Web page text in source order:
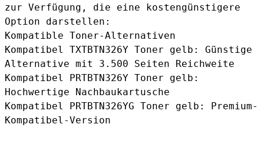
zur Verfügung, die eine kostengünstigere
Option darstellen:
Kompatible Toner-Alternativen
Kompatibel TXTBTN326Y Toner gelb : Günstige
Alternative mit 3.500 Seiten Reichweite
Kompatibel PRTBTN326Y Toner gelb :
Hochwertige Nachbaukartusche
Kompatibel PRTBTN326YG Toner gelb : Premium-
Kompatibel-Version